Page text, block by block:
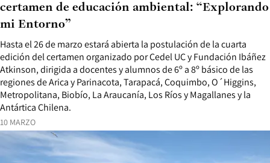
10 MARZO
Hasta el 26 de marzo estará abierta la postulación de la cuarta
edición del certamen organizado por Cedel UC y Fundación Ibáñez
Atkinson, dirigida a docentes y alumnos de 6º a 8º básico de las
regiones de Arica y Parinacota, Tarapacá, Coquimbo, O´Higgins,
Metropolitana, Biobío, La Araucanía, Los Ríos y Magallanes y la
Antártica Chilena.
certamen de educación ambiental: “Explorando
mi Entorno”